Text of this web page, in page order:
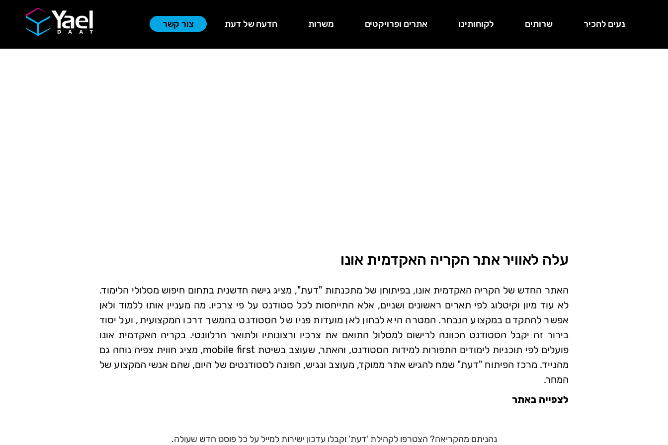
נעים להכיר שרותים לקוחותינו אתרים ופרויקטים משרות הדעה של דעת צור קשר
עלה לאוויר אתר הקריה האקדמית אונו
האתר החדש של הקריה האקדמית אונו, בפיתוחן של מתכנתות "דעת", מציג גישה חדשנית בתחום חיפוש מסלולי הלימוד.
לא עוד מיון וקיטלוג לפי תארים ראשונים ושניים, אלא התייחסות לכל סטודנט על פי צרכיו. מה מעניין אותו ללמוד ולאן
אפשר להתקדם במקצוע הנבחר. המטרה היא לבחון לאן מועדות פניו של הסטודנט בהמשך דרכו המקצועית, ועל יסוד
בירור זה יקבל הסטודנט הכוונה לרישום למסלול התואם את צרכיו ורצונותיו ולתואר הרלוונטי. בקריה האקדמית אונו
פועלים לפי תוכניות לימודים התפורות למידות הסטודנט, והאתר, שעוצב בשיטת mobile first, מציג חווית צפיה נוחה גם
מהנייד. מרכז הפיתוח "דעת" שמח להגיש אתר ממוקד, מעוצב ונגיש, הפונה לסטודנטים של היום, שהם אנשי המקצוע של
המחר.
לצפייה באתר
נהניתם מהקריאה? הצטרפו לקהילת 'דעת' וקבלו עדכון ישירות למייל על כל פוסט חדש שעולה.